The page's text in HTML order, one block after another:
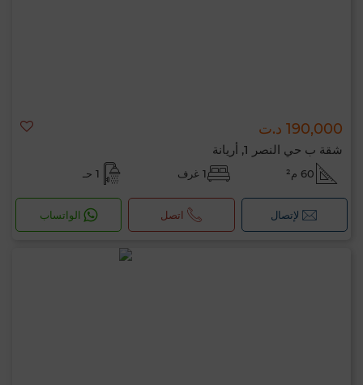
190,000 د.ت
شقة ب حي النصر 1, أريانة
60 م² 1 غرف 1 حـ
لإتصال اتصل الواتساب